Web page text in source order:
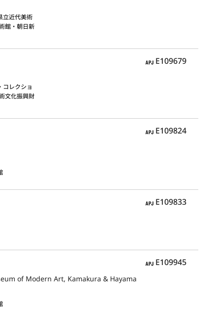
立近代美術
館・朝日新
APJ
E109679
コレクショ
文化振興財
APJ
E109824
APJ
E109833
APJ
E109945
of Modern Art, Kamakura & Hayama